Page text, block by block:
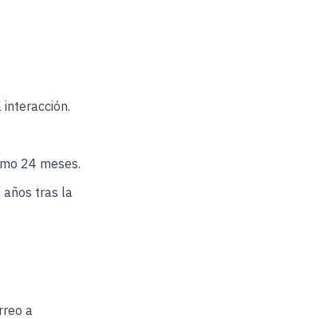
24 meses.
años tras la
a